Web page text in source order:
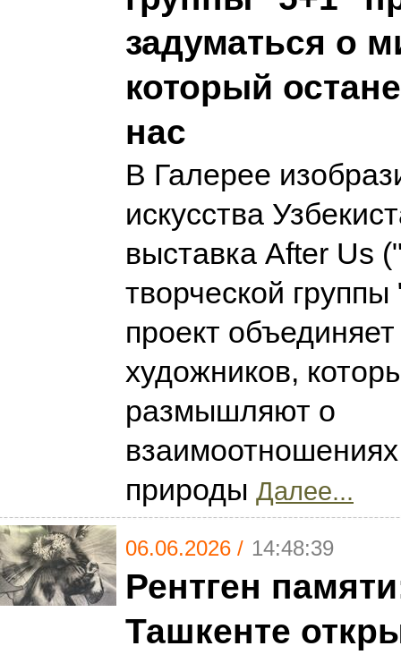
задуматься о
который
нас
В Галерее
искусства
выставка After Us
творческой
проект
художников,
размышляют о
природы Далее...
06.06.2026 / 14:48:39
Рентген
Ташкенте